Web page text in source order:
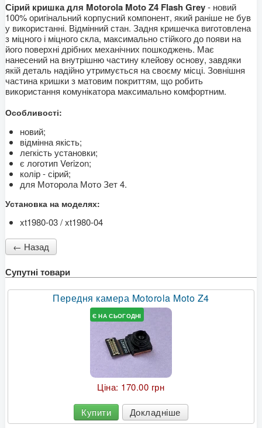
Сірий кришка для Motorola Moto Z4 Flash Grey- новий
100% оригінальний корпусний компонент, який раніше не був
у використанні. Відмінний стан. Задня кришечка виготовлена
з міцного і міцного скла, максимально стійкого до появи на
його поверхні дрібних механічних пошкоджень. Має
нанесений на внутрішню частину клейову основу, завдяки
якій деталь надійно утримується на своєму місці. Зовнішня
частина кришки з матовим покриттям, що робить
використання комунікатора максимально комфортним.
Особливості:
новий;
відмінна якість;
легкість установки;
є логотип Verizon;
колір - сірий;
для Моторола Мото Зет 4.
Установка на моделях:
xt1980-03 / xt1980-04
Супутні товари
Передня камера Motorola Moto Z4
Є НА СЬОГОДНІ
Ціна: 170.00 грн
Купити Докладніше